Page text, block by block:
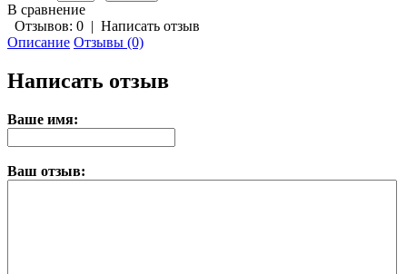
В сравнение
Отзывов: 0 | Написать отзыв
Описание Отзывы (0)
Написать отзыв
Ваше имя:
Ваш отзыв: